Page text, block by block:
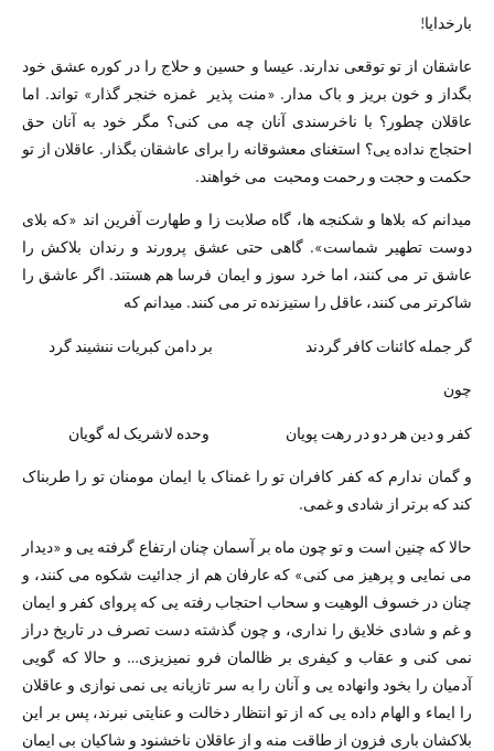
بارخدایا!
عاشقان از تو توقعی ندارند. عیسا و حسین و حلاج را در کوره عشق خود
بگداز و خون بریز و باک مدار. «منت پذیر غمزه خنجر گذار» تواند. اما
عاقلان چطور؟ با ناخرسندی آنان چه می کنی؟ مگر خود به آنان حق
احتجاج نداده یی؟ استغنای معشوقانه را برای عاشقان بگذار. عاقلان از تو
حکمت و حجت و رحمت ومحبت می خواهند.
میدانم که بلاها و شکنجه ها، گاه صلابت زا و طهارت آفرین اند «که بلای
دوست تطهیر شماست». گاهی حتی عشق پرورند و رندان بلاکش را
عاشق تر می کنند، اما خرد سوز و ایمان فرسا هم هستند. اگر عاشق را
شاکرتر می کنند، عاقل را ستیزنده تر می کنند. میدانم که
گر جمله کائنات کافر گردند بر دامن کبریات ننشیند گرد
چون
کفر و دین هر دو در رهت پویان وحده لاشریک له گویان
و گمان ندارم که کفر کافران تو را غمناک یا ایمان مومنان تو را طربناک
کند که برتر از شادی و غمی.
حالا که چنین است و تو چون ماه بر آسمان چنان ارتفاع گرفته یی و «دیدار
می نمایی و پرهیز می کنی» که عارفان هم از جدائیت شکوه می کنند، و
چنان در خسوف الوهیت و سحاب احتجاب رفته یی که پروای کفر و ایمان
و غم و شادی خلایق را نداری، و چون گذشته دست تصرف در تاریخ دراز
نمی کنی و عقاب و کیفری بر ظالمان فرو نمیزیزی… و حالا که گویی
آدمیان را بخود وانهاده یی و آنان را به سر تازیانه یی نمی نوازی و عاقلان
را ایماء و الهام داده یی که از تو انتظار دخالت و عنایتی نبرند، پس بر این
بلاکشان باری فزون از طاقت منه و از عاقلان ناخشنود و شاکیان بی ایمان